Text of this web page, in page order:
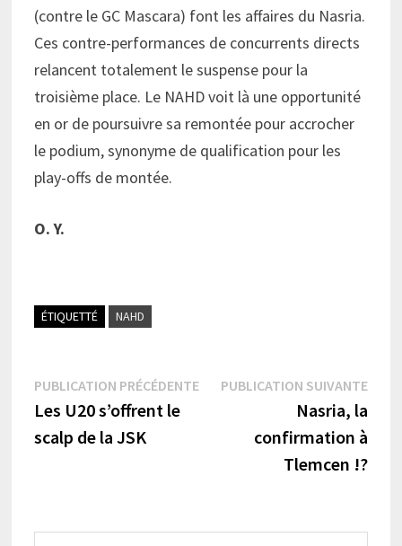
(contre le GC Mascara) font les affaires du Nasria.
Ces contre-performances de concurrents directs
relancent totalement le suspense pour la
troisième place. Le NAHD voit là une opportunité
en or de poursuivre sa remontée pour accrocher
le podium, synonyme de qualification pour les
play-offs de montée.
O. Y.
ÉTIQUETTÉ NAHD
Navigation
de
l’article
PUBLICATION PRÉCÉDENTEPublication
Les U20 s’offrent le
scalp de la JSK
PUBLICATION SUIVANTE
Nasria, la
confirmation à
Tlemcen !?